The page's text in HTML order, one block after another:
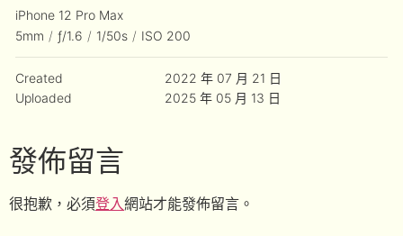
iPhone 12 Pro Max
5mm / ƒ/1.6 / 1/50s / ISO 200
Created
2022 年 07 月 21 日
Uploaded
2025 年 05 月 13 日
發佈留言
很抱歉，必須登入網站才能發佈留言。